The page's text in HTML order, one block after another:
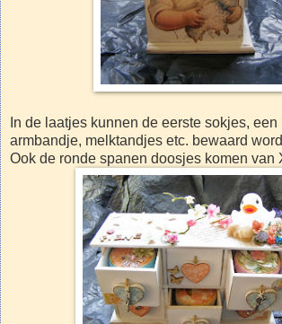
In de laatjes kunnen de eerste sokjes, een
armbandje, melktandjes etc. bewaard
Ook de ronde spanen doosjes komen van